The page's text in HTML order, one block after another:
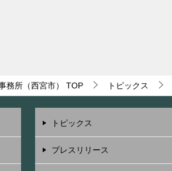
務所（西宮市） TOP トピックス
トピックス
プレスリリース